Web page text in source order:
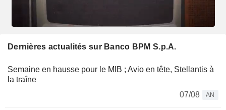
Dernières actualités sur Banco BPM S.p.A.
Semaine en hausse pour le MIB ; Avio en tête, Stellantis à
la traîne
07/08
AN